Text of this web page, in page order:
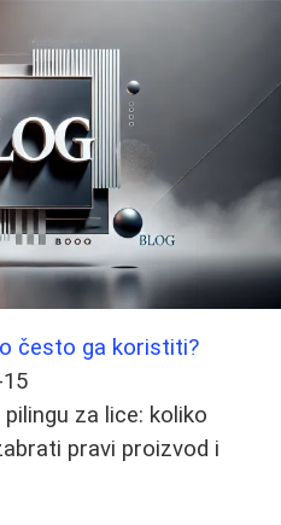
često ga koristiti?
za lice: koliko
pravi proizvod i